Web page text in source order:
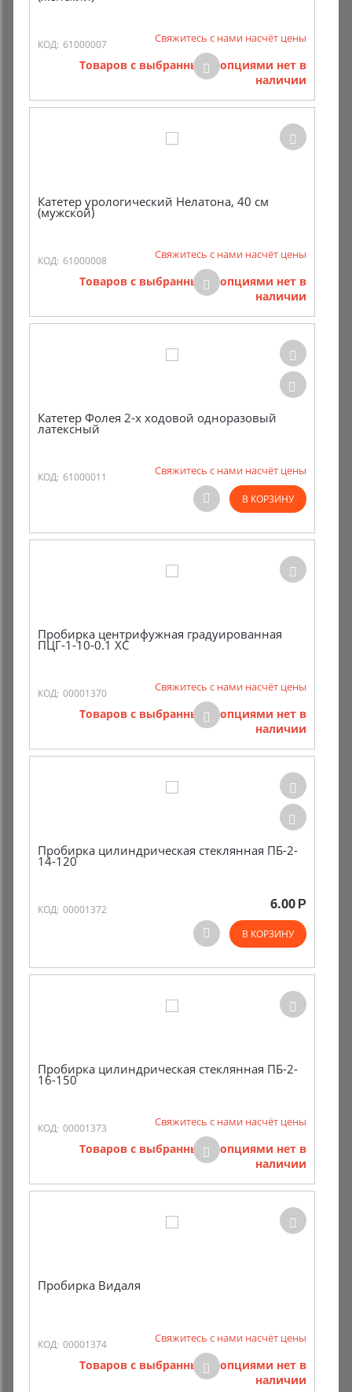
Комиссионные товары
Прокат средств реабилитации
КОД: 61000007 Свяжитесь с нами насчёт цены
Товаров с выбранными опциями нет в
наличии
Катетер урологический Нелатона, 40 см
(мужской)
КОД: 61000008 Свяжитесь с нами насчёт цены
Товаров с выбранными опциями нет в
наличии
Катетер Фолея 2-х ходовой одноразовый
латексный
КОД: 61000011 Свяжитесь с нами насчёт цены
В КОРЗИНУ
Пробирка центрифужная градуированная
ПЦГ-1-10-0.1 ХС
КОД: 00001370 Свяжитесь с нами насчёт цены
Товаров с выбранными опциями нет в
наличии
Пробирка цилиндрическая стеклянная ПБ-2-
14-120
КОД: 00001372 6.00 Р
В КОРЗИНУ
Пробирка цилиндрическая стеклянная ПБ-2-
16-150
КОД: 00001373 Свяжитесь с нами насчёт цены
Товаров с выбранными опциями нет в
наличии
Пробирка Видаля
КОД: 00001374 Свяжитесь с нами насчёт цены
Товаров с выбранными опциями нет в
наличии